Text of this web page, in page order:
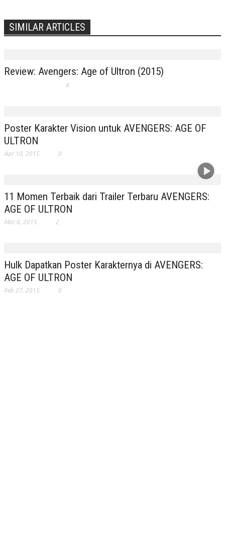
SIMILAR ARTICLES
Review: Avengers: Age of Ultron (2015)
4
Poster Karakter Vision untuk AVENGERS: AGE OF
ULTRON
Apr 10, 2015 0
11 Momen Terbaik dari Trailer Terbaru AVENGERS:
AGE OF ULTRON
Mar 6, 2015 2
Hulk Dapatkan Poster Karakternya di AVENGERS:
AGE OF ULTRON
Feb 27, 2015 0